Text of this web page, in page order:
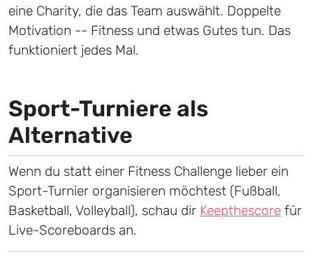
eine Charity, die das Team auswählt. Doppelte
Motivation -- Fitness und etwas Gutes tun. Das
funktioniert jedes Mal.
Sport-Turniere als
Alternative
Wenn du statt einer Fitness Challenge lieber ein
Sport-Turnier organisieren möchtest (Fußball,
Basketball, Volleyball), schau dir Keepthescore für
Live-Scoreboards an.